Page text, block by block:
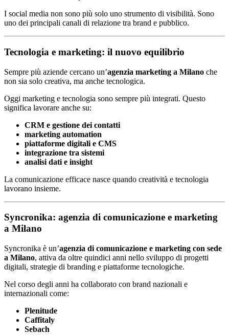
I social media non sono più solo uno strumento di visibilità. Sono
uno dei principali canali di relazione tra brand e pubblico.
Tecnologia e marketing: il nuovo equilibrio
Sempre più aziende cercano un’agenzia marketing a Milano che
non sia solo creativa, ma anche tecnologica.
Oggi marketing e tecnologia sono sempre più integrati. Questo
significa lavorare anche su:
CRM e gestione dei contatti
marketing automation
piattaforme digitali e CMS
integrazione tra sistemi
analisi dati e insight
La comunicazione efficace nasce quando creatività e tecnologia
lavorano insieme.
Syncronika: agenzia di comunicazione e marketing
a Milano
Syncronika è un’agenzia di comunicazione e marketing con sede
a Milano, attiva da oltre quindici anni nello sviluppo di progetti
digitali, strategie di branding e piattaforme tecnologiche.
Nel corso degli anni ha collaborato con brand nazionali e
internazionali come:
Plenitude
Caffitaly
Sebach